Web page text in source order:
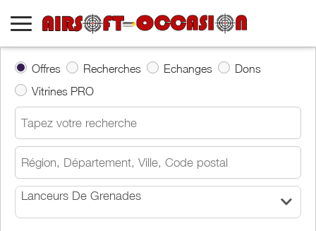
Offres Recherches Echanges
Dons
Vitrines PRO
Lanceurs De Grenades